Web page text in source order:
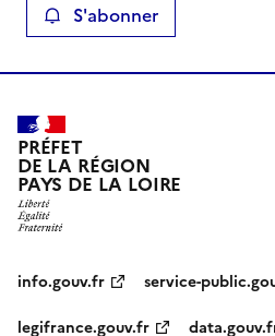
S'abonner
PRÉFET
DE LA RÉGION
PAYS DE LA LOIRE
info.gouv.fr
service-
legifrance.gouv.fr